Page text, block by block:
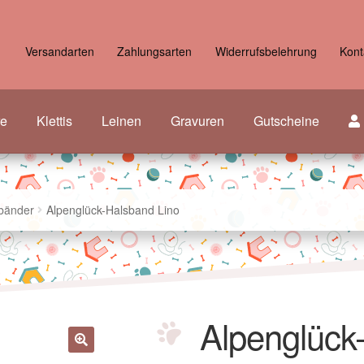
Versandarten Zahlungsarten Widerrufsbelehrung
Klettis Leinen Gravuren Gutscheine
Alpenglück-Halsband Lino